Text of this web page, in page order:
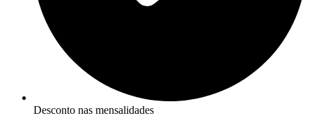
Desconto nas mensalidades